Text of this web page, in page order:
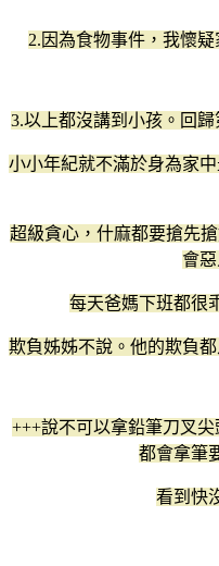
2.因為食物事件，我懷
3.以上都沒講到小孩。回
小小年紀就不滿於身為家
超級貪心，什麻都要搶先
會惡
每天爸媽下班都很
欺負姊姊不說。他的欺負
+++說不可以拿鉛筆刀叉
都會拿筆
看到快